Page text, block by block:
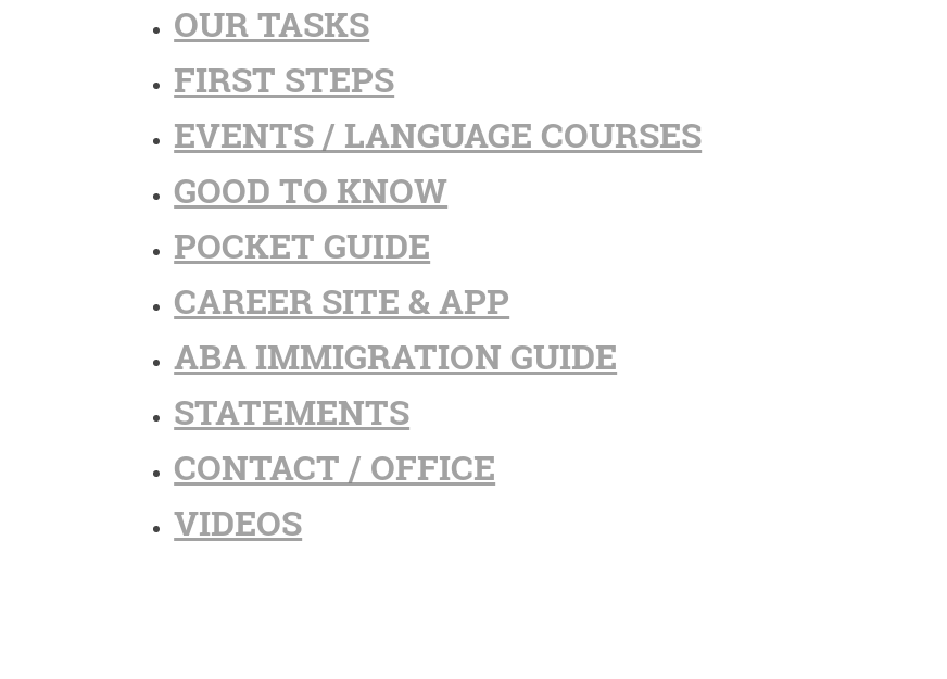
OUR TASKS
FIRST STEPS
EVENTS / LANGUAGE COURSES
GOOD TO KNOW
POCKET GUIDE
CAREER SITE & APP
ABA IMMIGRATION GUIDE
STATEMENTS
CONTACT / OFFICE
VIDEOS